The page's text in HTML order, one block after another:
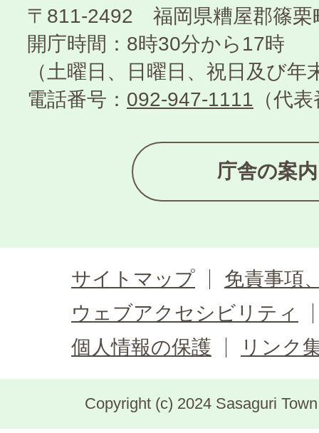
〒811-2492 福岡県糟屋郡篠栗
開庁時間：8時30分から17時
（土曜日、日曜日、祝日及び年
電話番号： 092-947-1111 （代
庁舎の案内
サイトマップ
免責事項
ウェブアクセシビリティ
個人情報の保護
リンク
Copyright (c) 2024 Sasaguri